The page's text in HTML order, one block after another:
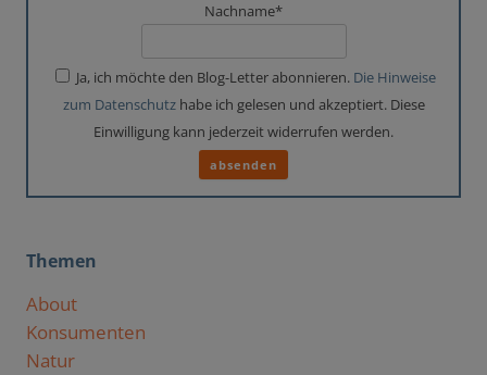
Nachname*
Ja, ich möchte den Blog-Letter abonnieren. Die Hinweise
zum Datenschutz habe ich gelesen und akzeptiert. Diese
Einwilligung kann jederzeit widerrufen werden.
Themen
About
Konsumenten
Natur